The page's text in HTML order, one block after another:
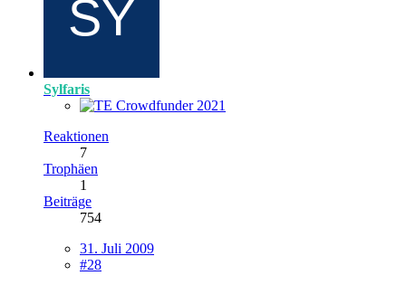
Sylfaris
Reaktionen
7
Trophäen
1
Beiträge
754
31. Juli 2009
#28